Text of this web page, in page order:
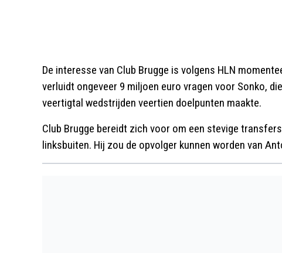
De interesse van Club Brugge is volgens HLN
verluidt ongeveer 9 miljoen euro vragen voor Sonko,
veertigtal wedstrijden veertien doelpunten maakte.
Club Brugge bereidt zich voor om een stevige
linksbuiten. Hij zou de opvolger kunnen worden van